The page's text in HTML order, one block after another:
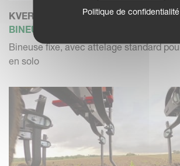
KVERNELAND ONYX 2000
BINEUSE
Bineuse fixe, avec attelage standard
en solo
Politique de confidentialité